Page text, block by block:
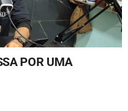
POR UMA